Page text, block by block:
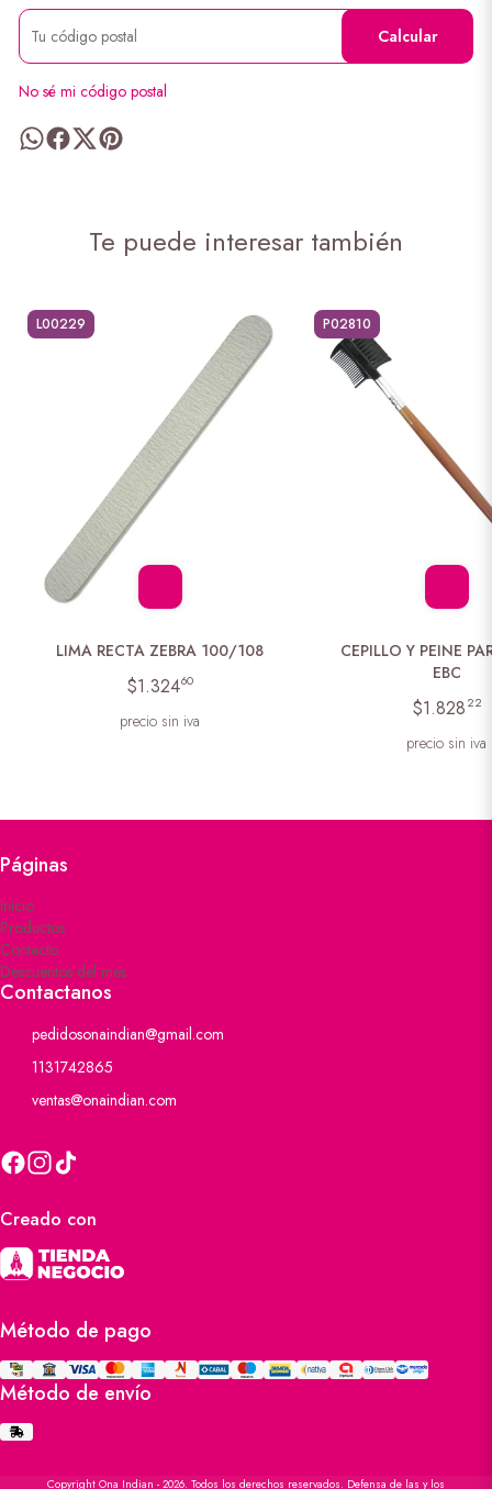
Calcular
No sé mi código postal
Te puede interesar también
L00229
LIMA RECTA ZEBRA 100/108
$1.32460
precio sin iva
P02810
CEPILLO Y PEINE
EBC
$1.828 22
precio sin iva
Páginas
Inicio
Productos
Contacto
Descuentos del mes
Contactanos
pedidosonaindian@gmail.com
1131742865
ventas@onaindian.com
Creado con
Método de pago
Método de envío
Copyright Ona Indian - 2026. Todos los derechos reservados. Defensa de las y los